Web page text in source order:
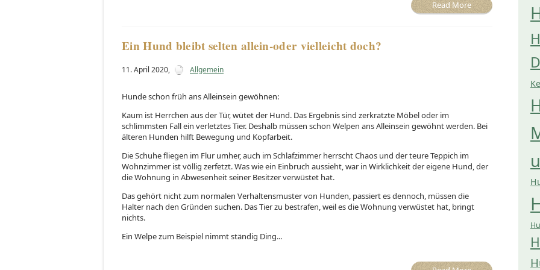
Read More
Ein Hund bleibt selten allein-oder vielleicht doch?
11. April 2020, Allgemein
Hunde schon früh ans Alleinsein gewöhnen:
Kaum ist Herrchen aus der Tür, wütet der Hund. Das Ergebnis sind zerkratzte Möbel oder im
schlimmsten Fall ein verletztes Tier. Deshalb müssen schon Welpen ans Alleinsein gewöhnt werden. Bei
älteren Hunden hilft Bewegung und Kopfarbeit.
Die Schuhe fliegen im Flur umher, auch im Schlafzimmer herrscht Chaos und der teure Teppich im
Wohnzimmer ist völlig zerfetzt. Was wie ein Einbruch aussieht, war in Wirklichkeit der eigene Hund, der
die Wohnung in Abwesenheit seiner Besitzer verwüstet hat.
Das gehört nicht zum normalen Verhaltensmuster von Hunden, passiert es dennoch, müssen die
Halter nach den Gründen suchen. Das Tier zu bestrafen, weil es die Wohnung verwüstet hat, bringt
nichts.
Ein Welpe zum Beispiel nimmt ständig Ding...